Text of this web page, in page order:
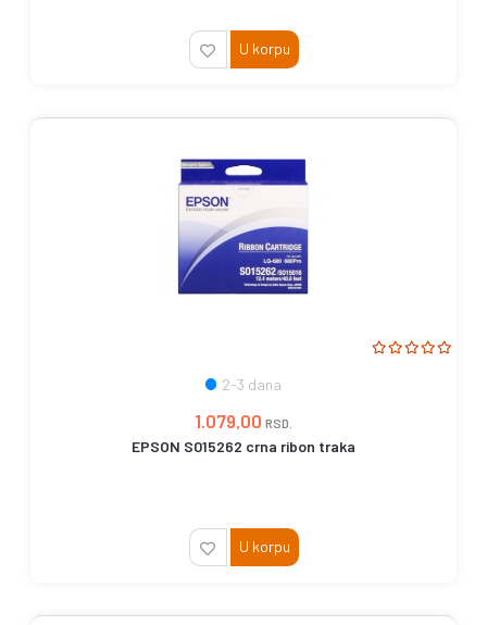
U korpu
2-3 dana
1.079,00 RSD.
EPSON S015262 crna ribon traka
U korpu